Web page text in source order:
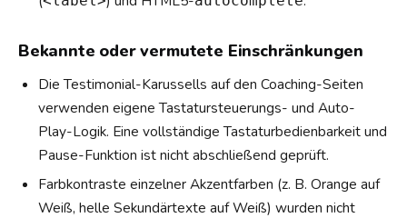
Bekannte oder vermutete Einschränkungen
Die Testimonial-Karussells auf den Coaching-Seiten
verwenden eigene Tastatursteuerungs- und Auto-
Play-Logik. Eine vollständige Tastaturbedienbarkeit und
Pause-Funktion ist nicht abschließend geprüft.
Farbkontraste einzelner Akzentfarben (z. B. Orange auf
Weiß, helle Sekundärtexte auf Weiß) wurden nicht